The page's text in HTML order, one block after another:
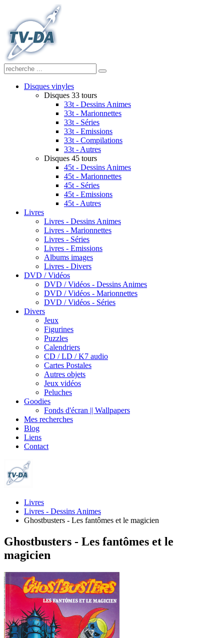
Disques vinyles
Disques 33 tours
33t - Dessins Animes
33t - Marionnettes
33t - Séries
33t - Emissions
33t - Compilations
33t - Autres
Disques 45 tours
45t - Dessins Animes
45t - Marionnettes
45t - Séries
45t - Emissions
45t - Autres
Livres
Livres - Dessins Animes
Livres - Marionnettes
Livres - Séries
Livres - Emissions
Albums images
Livres - Divers
DVD / Vidéos
DVD / Vidéos - Dessins Animes
DVD / Vidéos - Marionnettes
DVD / Vidéos - Séries
Divers
Jeux
Figurines
Puzzles
Calendriers
CD / LD / K7 audio
Cartes Postales
Autres objets
Jeux vidéos
Peluches
Goodies
Fonds d'écran || Wallpapers
Mes recherches
Blog
Liens
Contact
Livres
Livres - Dessins Animes
Ghostbusters - Les fantômes et le magicien
Ghostbusters - Les fantômes et le
magicien